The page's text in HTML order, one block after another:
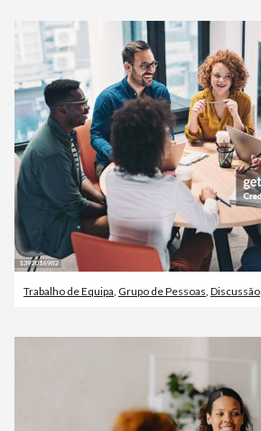
Trabalho de Equipa, Grupo de Pessoas, Discussão